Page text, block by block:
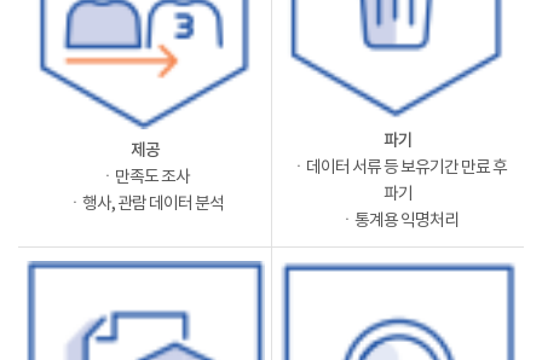
제공
ㆍ만족도 조사
ㆍ행사, 관람 데이터 분석
파기
ㆍ데이터 서류 등 보유기간 만료 후
파기
ㆍ통계용 익명처리